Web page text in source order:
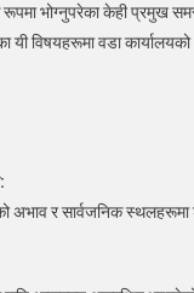
भोग्नुपरेका केही प्रमुख
यी विषयहरूमा वडा
अभाव र सार्वजनिक